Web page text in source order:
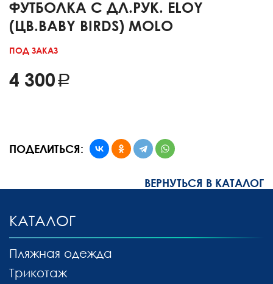
ФУТБОЛКА С ДЛ.РУК. ELOY
(ЦВ.BABY BIRDS) MOLO
ПОД ЗАКАЗ
4 300
ПОДЕЛИТЬСЯ:
ВЕРНУТЬСЯ В КАТАЛОГ
КАТАЛОГ
Пляжная одежда
Трикотаж